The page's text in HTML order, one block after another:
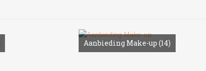
Aanbieding Make-up (14)